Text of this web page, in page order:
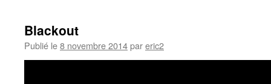
Blackout
Publié le8 novembre 2014pareric2